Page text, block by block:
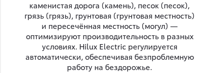
каменистая дорога (камень), песок (песок),
грязь (грязь), грунтовая (грунтовая местность)
и пересечённая местность (могул) —
оптимизируют производительность в разных
условиях. Hilux Electric регулируется
автоматически, обеспечивая безпроблемную
работу на бездорожье.